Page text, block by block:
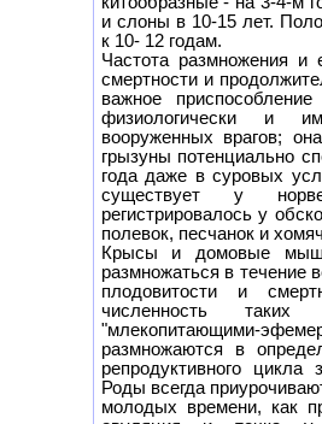
и слоны в 10-15 лет.
к 10- 12 годам.
Частота размножения и
смертности и
важное
физиологически и
вооруженных врагов;
грызуны потенциально
года даже в суровых
существует у
регистрировалось у
полевок, песчанок и
Крысы и домовые
размножаться в течение
плодовитости и
численность таких
"млекопитающими-
размножаются в
репродуктивного цикла
Роды всегда
молодых времени, как